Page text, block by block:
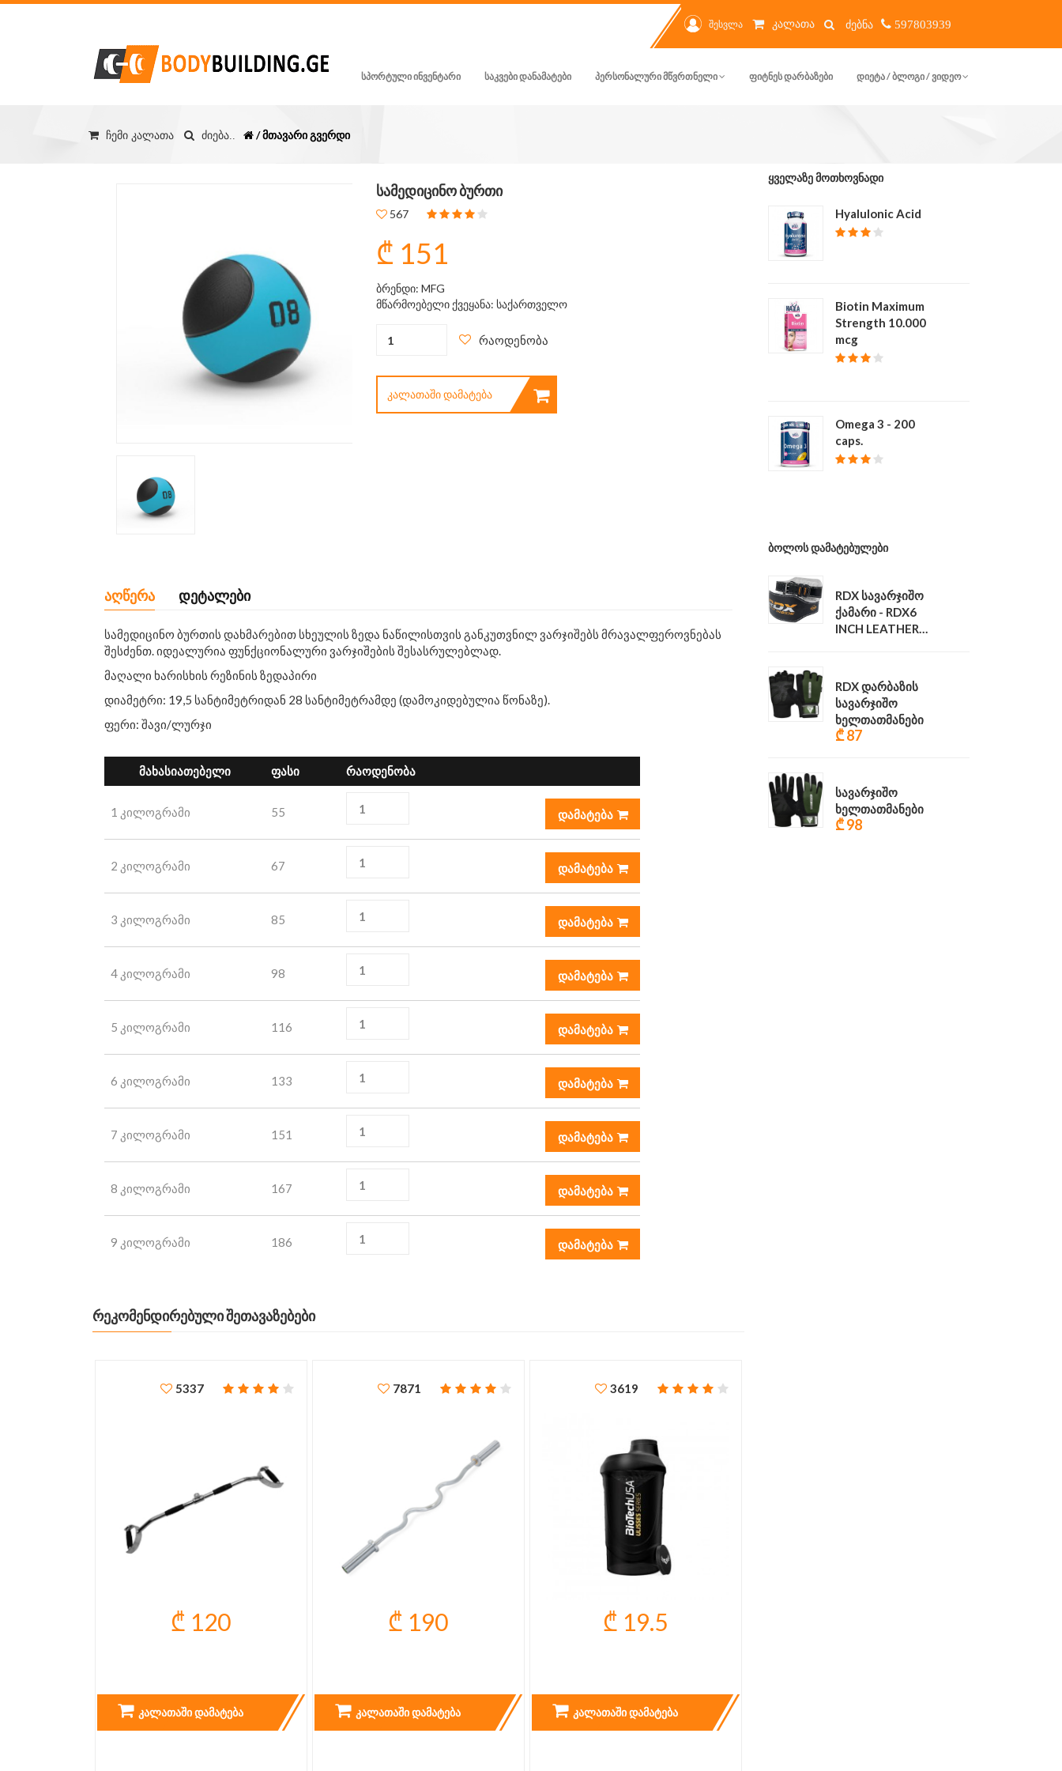
შესვლა კალათა 597803939
ᲡᲞᲝᲠᲢᲣᲚᲘ ᲘᲜᲕᲔᲜᲢᲐᲠᲘ ᲡᲐᲙᲕᲔᲑᲘ ᲓᲐᲜᲐᲛᲐᲢᲔᲑᲘ ᲞᲔᲠᲡᲝᲜᲐᲚᲣᲠᲘ ᲛᲬᲕᲠᲗᲜᲔᲚᲘ ᲤᲘᲢᲜᲔᲡ ᲓᲐᲠᲑᲐᲖᲔᲑᲘ ᲓᲘᲔᲢᲐ / ᲑᲚᲝᲒᲘ / ᲕᲘᲓᲔᲝ
ჩემი კალათა ძიება.. / მთავარი გვერდი
ᲡᲐᲛᲔᲓᲘᲪᲘᲜᲝ ᲑᲣᲠᲗᲘ
567
₾ 151
ბრენდი: MFG
მწარმოებელი ქვეყანა: საქართველო
რაოდენობა
ᲙᲐᲚᲐᲗᲐᲨᲘ ᲓᲐᲛᲐᲢᲔᲑᲐ
აღწერა დეტალები
სამედიცინო ბურთის დახმარებით სხეულის ზედა ნაწილისთვის განკუთვნილ ვარჯიშებს მრავალფეროვნებას
შესძენთ. იდეალურია ფუნქციონალური ვარჯიშების შესასრულებლად.
მაღალი ხარისხის რეზინის ზედაპირი
დიამეტრი: 19,5 სანტიმეტრიდან 28 სანტიმეტრამდე (დამოკიდებულია წონაზე).
ფერი: შავი/ლურჯი
მახასიათებელი ფასი რაოდენობა
1 კილოგრამი 55 დამატება
2 კილოგრამი 67 დამატება
3 კილოგრამი 85 დამატება
4 კილოგრამი 98 დამატება
5 კილოგრამი 116 დამატება
6 კილოგრამი 133 დამატება
7 კილოგრამი 151 დამატება
8 კილოგრამი 167 დამატება
9 კილოგრამი 186 დამატება
ᲧᲕᲔᲚᲐᲖᲔ ᲛᲝᲗᲮᲝᲕᲜᲐᲓᲘ
Hyalulonic Acid
Biotin Maximum
Strength 10.000
mcg
Omega 3 - 200
caps.
ᲑᲝᲚᲝᲡ ᲓᲐᲛᲐᲢᲔᲑᲣᲚᲔᲑᲘ
RDX სავარჯიშო
ქამარი - RDX6
INCH LEATHER
RDX დარბაზის
სავარჯიშო
ხელთათმანები
₾ 87
სავარჯიშო
ხელთათმანები
₾ 98
ᲠᲔᲙᲝᲛᲔᲜᲓᲘᲠᲔᲑᲣᲚᲘ ᲨᲔᲗᲐᲕᲐᲖᲔᲑᲔᲑᲘ
5337
₾ 120
ᲙᲐᲚᲐᲗᲐᲨᲘ ᲓᲐᲛᲐᲢᲔᲑᲐ
7871
₾ 190
ᲙᲐᲚᲐᲗᲐᲨᲘ ᲓᲐᲛᲐᲢᲔᲑᲐ
3619
₾ 19.5
ᲙᲐᲚᲐᲗᲐᲨᲘ ᲓᲐᲛᲐᲢᲔᲑᲐ